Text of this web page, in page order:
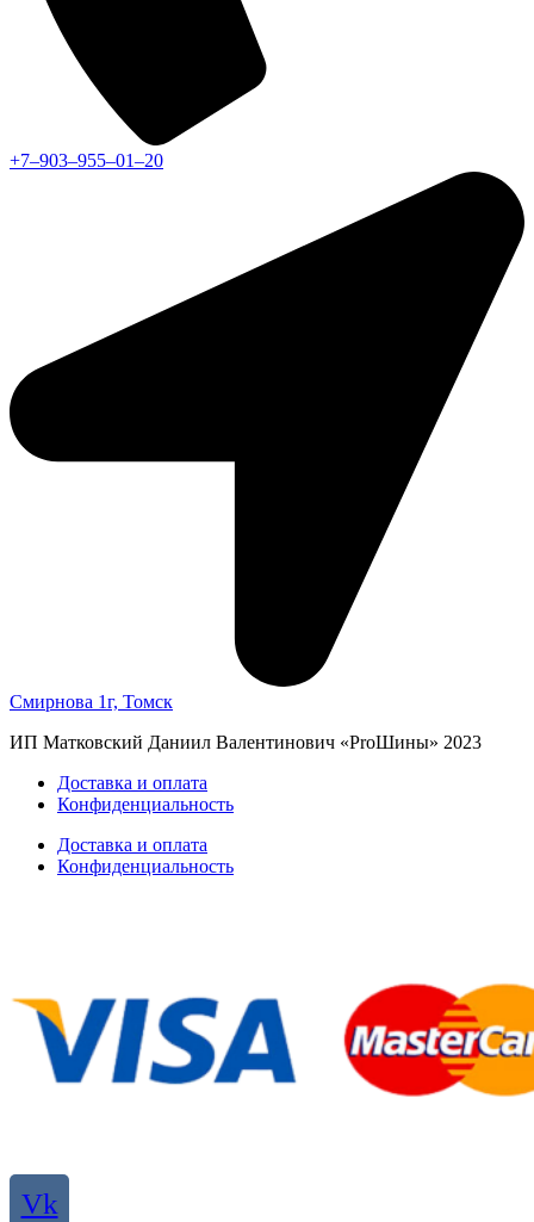
+7‒903‒955‒01‒20
Смирнова 1г, Томск
ИП Матковский Даниил Валентинович «‎ProШины» 2023
Доставка и оплата
Конфиденциальность
Доставка и оплата
Конфиденциальность
Vk